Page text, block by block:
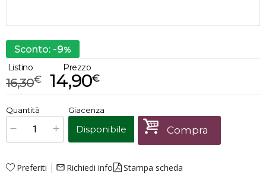
Sconto: -9%
Listino
€
16,30
Prezzo
€
14,90
x1 Prezzo finale:€14,90
Quantità Giacenza
Disponibile Compra
Preferiti mail_outline Richiedi info Stampa scheda